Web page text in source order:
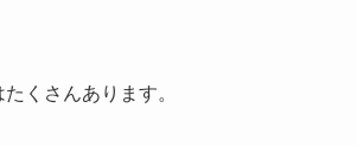
くさんあります。